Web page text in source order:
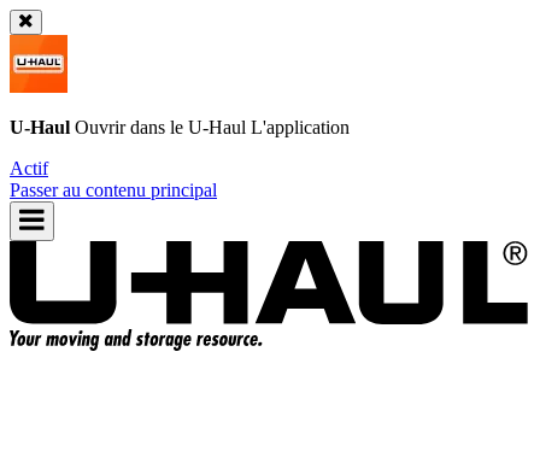
U-Haul Ouvrir dans le U-Haul L'application
Actif
Passer au contenu principal